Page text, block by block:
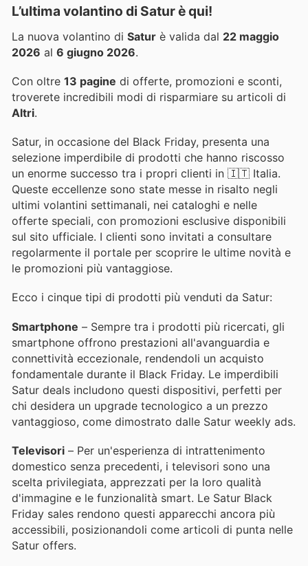
L’ultima volantino di Satur è qui!
La nuova volantino di Satur è valida dal 22 maggio
2026 al 6 giugno 2026.
Con oltre 13 pagine di offerte, promozioni e sconti,
troverete incredibili modi di risparmiare su articoli di
Altri.
Satur, in occasione del Black Friday, presenta una
selezione imperdibile di prodotti che hanno riscosso
un enorme successo tra i propri clienti in 🇮🇹 Italia.
Queste eccellenze sono state messe in risalto negli
ultimi volantini settimanali, nei cataloghi e nelle
offerte speciali, con promozioni esclusive disponibili
sul sito ufficiale. I clienti sono invitati a consultare
regolarmente il portale per scoprire le ultime novità e
le promozioni più vantaggiose.
Ecco i cinque tipi di prodotti più venduti da Satur:
Smartphone – Sempre tra i prodotti più ricercati, gli
smartphone offrono prestazioni all'avanguardia e
connettività eccezionale, rendendoli un acquisto
fondamentale durante il Black Friday. Le imperdibili
Satur deals includono questi dispositivi, perfetti per
chi desidera un upgrade tecnologico a un prezzo
vantaggioso, come dimostrato dalle Satur weekly ads.
Televisori – Per un'esperienza di intrattenimento
domestico senza precedenti, i televisori sono una
scelta privilegiata, apprezzati per la loro qualità
d'immagine e le funzionalità smart. Le Satur Black
Friday sales rendono questi apparecchi ancora più
accessibili, posizionandoli come articoli di punta nelle
Satur offers.